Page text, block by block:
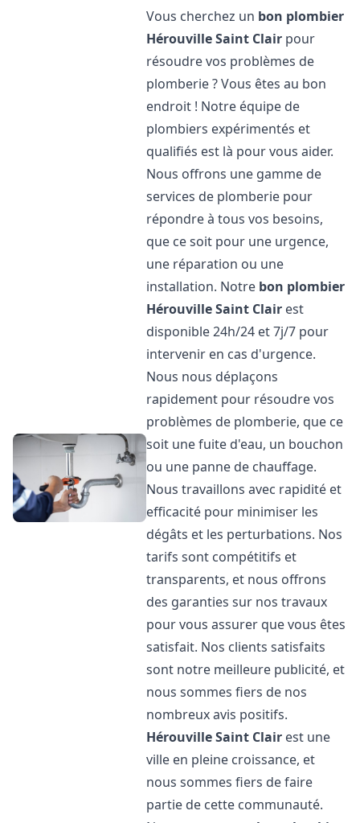
Vous cherchez un bon plombier
Hérouville Saint Clair pour
résoudre vos problèmes de
plomberie ? Vous êtes au bon
endroit ! Notre équipe de
plombiers expérimentés et
qualifiés est là pour vous aider.
Nous offrons une gamme de
services de plomberie pour
répondre à tous vos besoins,
que ce soit pour une urgence,
une réparation ou une
installation. Notre bon plombier
Hérouville Saint Clair est
disponible 24h/24 et 7j/7 pour
intervenir en cas d'urgence.
Nous nous déplaçons
rapidement pour résoudre vos
problèmes de plomberie, que ce
soit une fuite d'eau, un bouchon
ou une panne de chauffage.
Nous travaillons avec rapidité et
efficacité pour minimiser les
dégâts et les perturbations. Nos
tarifs sont compétitifs et
transparents, et nous offrons
des garanties sur nos travaux
pour vous assurer que vous êtes
satisfait. Nos clients satisfaits
sont notre meilleure publicité, et
nous sommes fiers de nos
nombreux avis positifs.
Hérouville Saint Clair est une
ville en pleine croissance, et
nous sommes fiers de faire
partie de cette communauté.